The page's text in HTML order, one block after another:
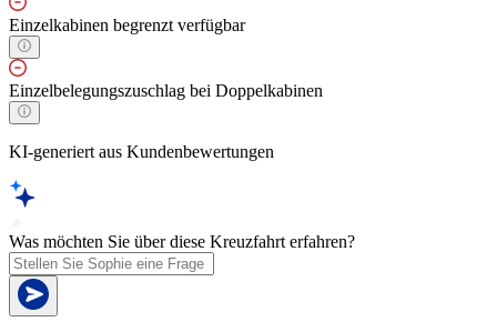
Einzelkabinen begrenzt verfügbar
Einzelbelegungszuschlag bei Doppelkabinen
KI-generiert aus Kundenbewertungen
Was möchten Sie über diese Kreuzfahrt erfahren?